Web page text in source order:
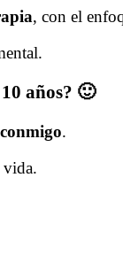
, con el
años? 🙂
.
vida.